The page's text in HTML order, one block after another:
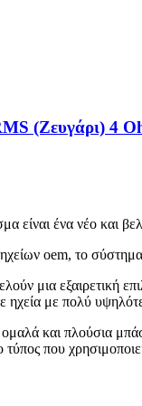
(Ζευγάρι) 4
είναι ένα νέο και
oem, το
μια εξαιρετική
ηχεία με πολύ
και πλούσια
που